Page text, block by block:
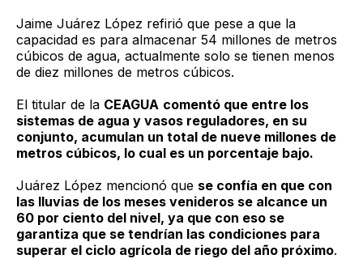
Jaime Juárez López refirió que pese a que la
capacidad es para almacenar 54 millones de metros
cúbicos de agua, actualmente solo se tienen menos
de diez millones de metros cúbicos.
El titular de la CEAGUA comentó que entre los
sistemas de agua y vasos reguladores, en su
conjunto, acumulan un total de nueve millones de
metros cúbicos, lo cual es un porcentaje bajo.
Juárez López mencionó que se confía en que con
las lluvias de los meses venideros se alcance un
60 por ciento del nivel, ya que con eso se
garantiza que se tendrían las condiciones para
superar el ciclo agrícola de riego del año próximo.